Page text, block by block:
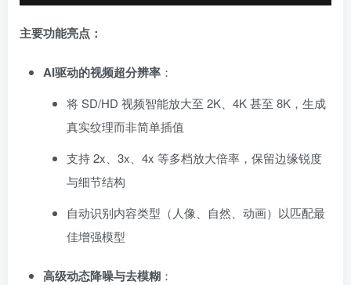
主要功能亮点：
AI驱动的视频超分辨率 ：
将 SD/HD 视频智能放大至 2K、4K 甚至 8K，生成
真实纹理而非简单插值
支持 2x、3x、4x 等多档放大倍率，保留边缘锐度
与细节结构
自动识别内容类型（人像、自然、动画）以匹配最
佳增强模型
高级动态降噪与去模糊 ：